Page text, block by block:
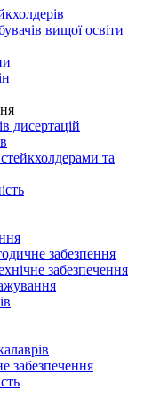
вищої освіти
дисертацій
та
забезпення
забезпечення
забезпечення